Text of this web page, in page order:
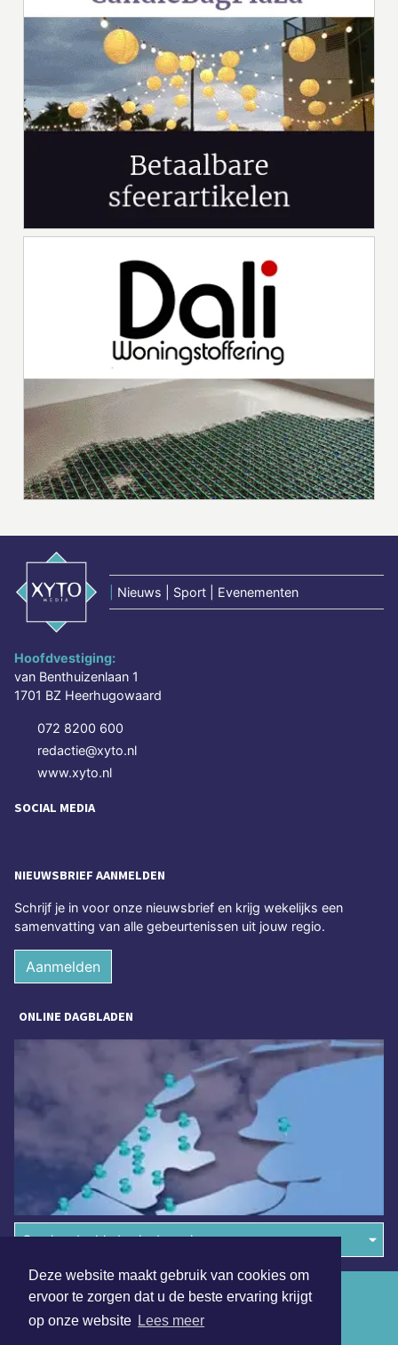
Deze website maakt gebruik van cookies om
ervoor te zorgen dat u de beste ervaring krijgt
op onze website Lees meer
Nieuws | Sport | Evenementen
Hoofdvestiging:
van Benthuizenlaan 1
1701 BZ Heerhugowaard
072 8200 600
redactie@xyto.nl
www.xyto.nl
SOCIAL MEDIA
NIEUWSBRIEF AANMELDEN
Schrijf je in voor onze nieuwsbrief en krijg wekelijks een
samenvatting van alle gebeurtenissen uit jouw regio.
Aanmelden
ONLINE DAGBLADEN
Overige dagbladen in de regio
Algemene voorwaarden
Disclaimer